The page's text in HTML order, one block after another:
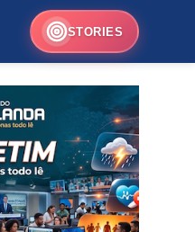
STORIES